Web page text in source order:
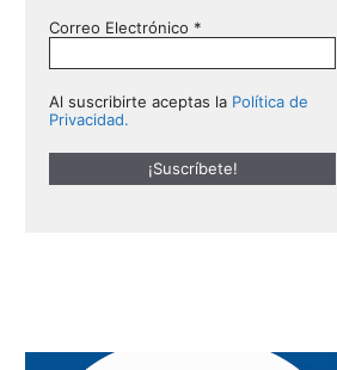
Correo Electrónico *
Al suscribirte aceptas la Política de
Privacidad.